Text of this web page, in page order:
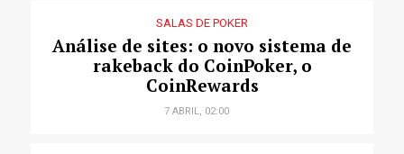
SALAS DE POKER
Análise de sites: o novo sistema de
rakeback do CoinPoker, o
CoinRewards
7 ABRIL, 02:00